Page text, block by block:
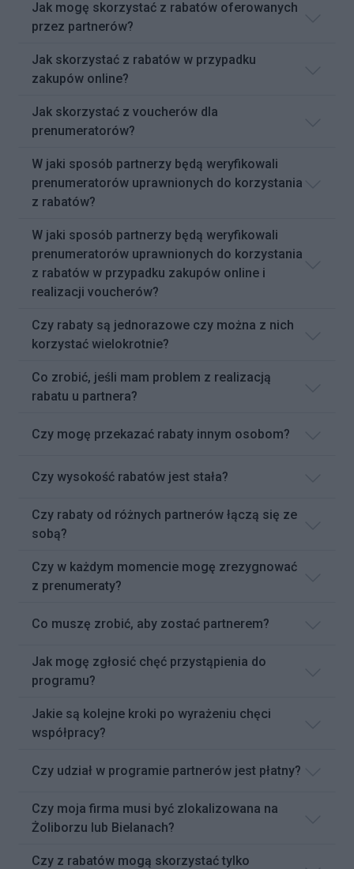
Jak mogę skorzystać z rabatów oferowanych
przez partnerów?
Jak skorzystać z rabatów w przypadku
zakupów online?
Jak skorzystać z voucherów dla
prenumeratorów?
W jaki sposób partnerzy będą weryfikowali
prenumeratorów uprawnionych do korzystania
z rabatów?
W jaki sposób partnerzy będą weryfikowali
prenumeratorów uprawnionych do korzystania
z rabatów w przypadku zakupów online i
realizacji voucherów?
Czy rabaty są jednorazowe czy można z nich
korzystać wielokrotnie?
Co zrobić, jeśli mam problem z realizacją
rabatu u partnera?
Czy mogę przekazać rabaty innym osobom?
Czy wysokość rabatów jest stała?
Czy rabaty od różnych partnerów łączą się ze
sobą?
Czy w każdym momencie mogę zrezygnować
z prenumeraty?
Co muszę zrobić, aby zostać partnerem?
Jak mogę zgłosić chęć przystąpienia do
programu?
Jakie są kolejne kroki po wyrażeniu chęci
współpracy?
Czy udział w programie partnerów jest płatny?
Czy moja firma musi być zlokalizowana na
Żoliborzu lub Bielanach?
Czy z rabatów mogą skorzystać tylko